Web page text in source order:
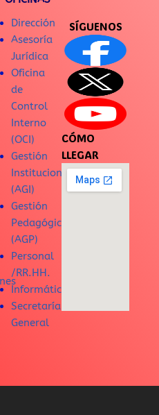
Dirección
Asesoría
Jurídica
Oficina
de
Control
Interno
(OCI)
Gestión
Institucional
(AGI)
Gestión
Pedagógica
(AGP)
Personal
/RR.HH.
Informática
Secretaría
General
SÍGUENOS
CÓMO
LLEGAR